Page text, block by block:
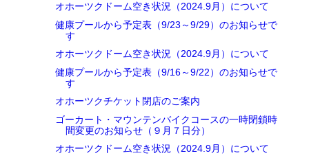
オホーツクドーム空き状況（2024.9月）について
健康プールから予定表（9/23～9/29）のお知らせで
す
オホーツクドーム空き状況（2024.9月）について
健康プールから予定表（9/16～9/22）のお知らせで
す
オホーツクチケット閉店のご案内
ゴーカート・マウンテンバイクコースの一時閉鎖時
間変更のお知らせ（９月７日分）
オホーツクドーム空き状況（2024.9月）について